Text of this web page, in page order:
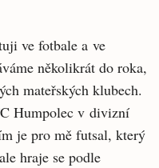
ve fotbale a ve
několikrát do roka,
mateřských klubech.
Humpolec v divizní
je pro mě futsal, který
hraje se podle